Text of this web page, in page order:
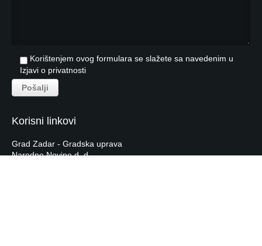
Korištenjem ovog formulara se slažete sa navedenim u
Izjavi o privatnosti
Korisni linkovi
Grad Zadar - Gradska uprava
Narodne Novine d. d.